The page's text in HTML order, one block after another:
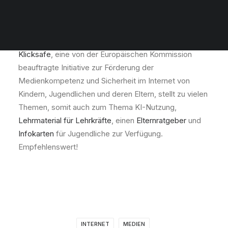
Klicksafe, eine von der Europäischen Kommission
beauftragte Initiative zur Förderung der
Medienkompetenz und Sicherheit im Internet von
Kindern, Jugendlichen und deren Eltern, stellt zu vielen
Themen, somit auch zum Thema KI-Nutzung,
Lehrmaterial für Lehrkräfte, einen Elternratgeber und
Infokarten für Jugendliche zur Verfügung.
Empfehlenswert!
INTERNET MEDIEN